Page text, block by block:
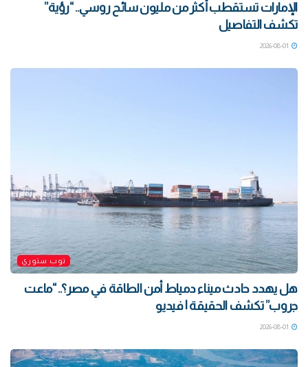
الإمارات تستقطب أكثر من مليون سائح روسي.. “رؤية”
تكشف التفاصيل
توب ستوري
هل يهدد حادث ميناء دمياط أمن الطاقة في مصر؟.. “ماعت
جروب” تكشف الحقيقة | فيديو